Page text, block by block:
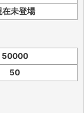
在未登場
50000
50